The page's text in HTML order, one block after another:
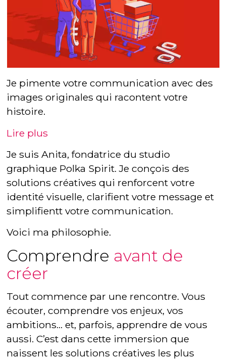
Je suis Anita, fondatrice du studio
graphique Polka Spirit. Je conçois des
solutions créatives qui renforcent votre
identité visuelle, clarifient votre message et
simplifientt votre communication.
Voici ma philosophie.
Comprendre avant de
créer
Tout commence par une rencontre. Vous
écouter, comprendre vos enjeux, vos
ambitions… et, parfois, apprendre de vous
aussi. C’est dans cette immersion que
naissent les solutions créatives les plus
Je pimente votre communication avec des
images originales qui racontent votre
histoire.
Lire plus